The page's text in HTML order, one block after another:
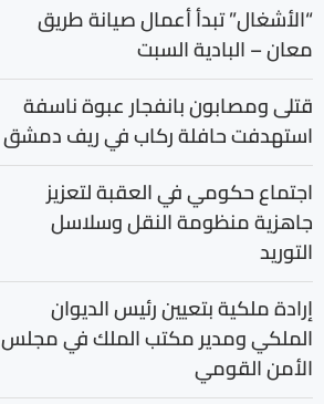
“الأشغال” تبدأ أعمال صيانة طريق
معان – البادية السبت
قتلى ومصابون بانفجار عبوة ناسفة
استهدفت حافلة ركاب في ريف دمشق
اجتماع حكومي في العقبة لتعزيز
جاهزية منظومة النقل وسلاسل
التوريد
إرادة ملكية بتعيين رئيس الديوان
الملكي ومدير مكتب الملك في مجلس
الأمن القومي